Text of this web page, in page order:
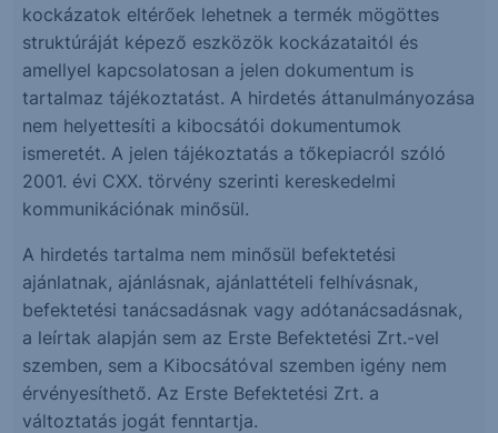
kockázatok eltérőek lehetnek a termék mögöttes
struktúráját képező eszközök kockázataitól és
amellyel kapcsolatosan a jelen dokumentum is
tartalmaz tájékoztatást. A hirdetés áttanulmányozása
nem helyettesíti a kibocsátói dokumentumok
ismeretét. A jelen tájékoztatás a tőkepiacról szóló
2001. évi CXX. törvény szerinti kereskedelmi
kommunikációnak minősül.
A hirdetés tartalma nem minősül befektetési
ajánlatnak, ajánlásnak, ajánlattételi felhívásnak,
befektetési tanácsadásnak vagy adótanácsadásnak,
a leírtak alapján sem az Erste Befektetési Zrt.-vel
szemben, sem a Kibocsátóval szemben igény nem
érvényesíthető. Az Erste Befektetési Zrt. a
változtatás jogát fenntartja.